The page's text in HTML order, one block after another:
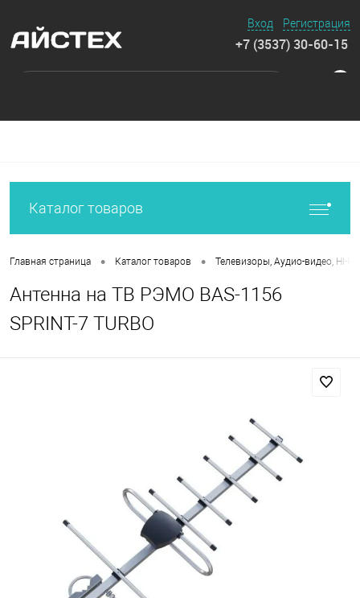
Вход Регистрация
+7 (3537) 30-60-15
Каталог товаров
Главная страница • Каталог товаров • Телевизоры, Аудио-видео, HI-FI
Антенна на ТВ РЭМО BAS-1156
SPRINT-7 TURBO